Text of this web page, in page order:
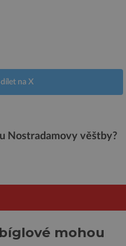
na X
Nostradamovy věštby?
mohou